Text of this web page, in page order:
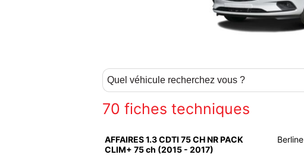
70 fiches techniques
AFFAIRES 1.3 CDTI 75 CH NR PACK
CLIM+ 75 ch (2015 - 2017)
Berline